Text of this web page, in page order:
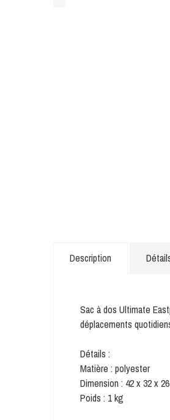
Description
Sac à dos Ultimate
déplacements
Détails :
Matière : polyester
Dimension : 42 x 32 x
Poids : 1 kg